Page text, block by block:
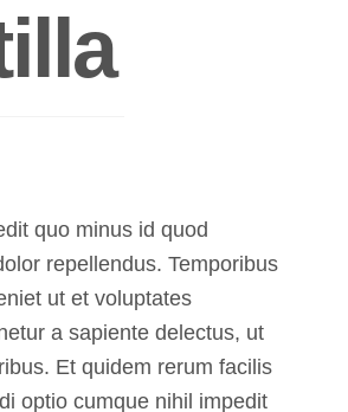
quo minus id quod
repellendus. Temporibus
ut et voluptates
a sapiente delectus, ut
Et quidem rerum facilis
optio cumque nihil impedit